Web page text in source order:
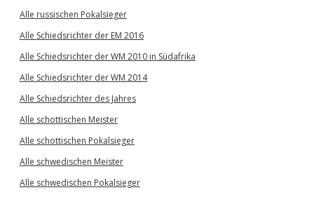
Alle russischen Pokalsieger
Alle Schiedsrichter der EM 2016
Alle Schiedsrichter der WM 2010 in Südafrika
Alle Schiedsrichter der WM 2014
Alle Schiedsrichter des Jahres
Alle schottischen Meister
Alle schottischen Pokalsieger
Alle schwedischen Meister
Alle schwedischen Pokalsieger